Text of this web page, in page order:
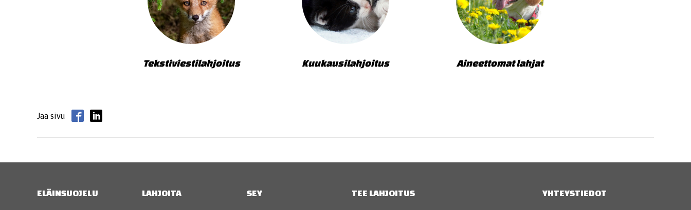
Tekstiviestilahjoitus Kuukausilahjoitus Aineettomat lahjat
Jaa sivu
ELÄINSUOJELU LAHJOITA SEY TEE LAHJOITUS YHTEYSTIEDOT